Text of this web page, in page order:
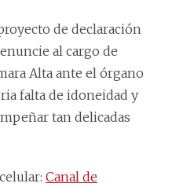
de declaración
al cargo de
Alta ante el órgano
falta de idoneidad y
tan delicadas
Canal de